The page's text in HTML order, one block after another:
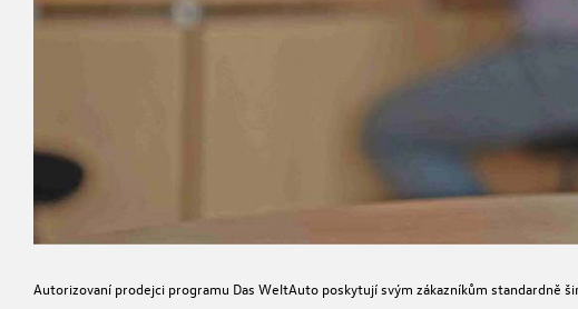
Autorizovaní prodejci programu Das WeltAuto poskytují svým zákazníkům standardně